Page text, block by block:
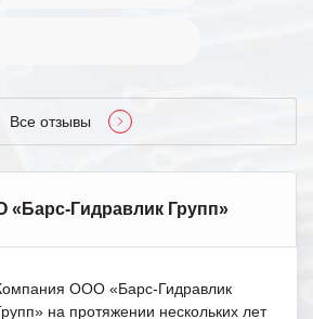
Все отзывы
«Барс-Гидравлик Групп»
ООО «Барс-Гидравлик
на протяжении нескольких лет